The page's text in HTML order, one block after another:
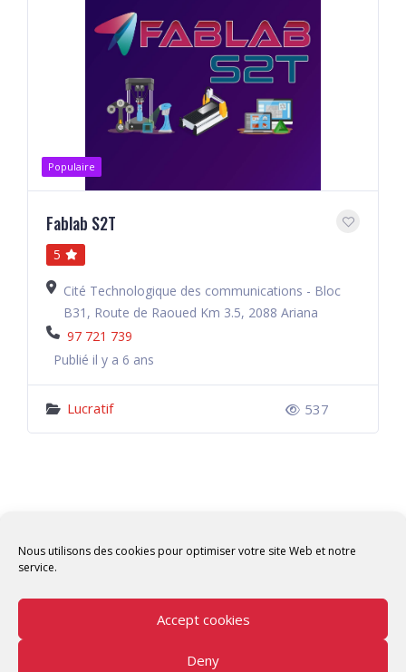
Nous utilisons des cookies pour optimiser votre site Web et notre
service.
Accept cookies
Deny
Populaire
Fablab S2T
5
Cité Technologique des communications - Bloc
B31, Route de Raoued Km 3.5, 2088 Ariana
97 721 739
Publié il y a 6 ans
Lucratif 537